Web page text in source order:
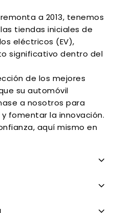
a 2013, tenemos
tiendas iniciales de
eléctricos (EV),
significativo dentro del
de los mejores
su automóvil
a nosotros para
fomentar la innovación.
aquí mismo en